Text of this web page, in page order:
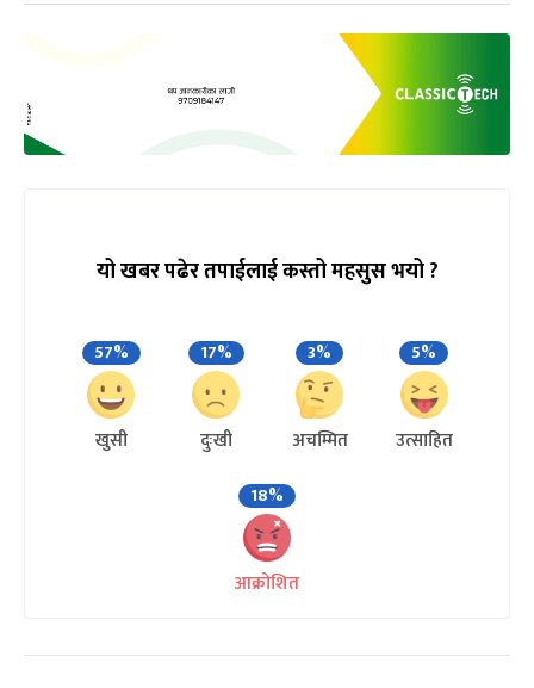
यो खबर पढेर तपाईलाई कस्तो महसुस भयो ?
57%
खुसी
17%
दुःखी
3%
अचम्मित
5%
उत्साहित
18%
आक्रोशित